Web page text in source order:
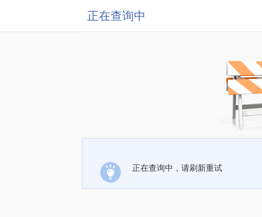
正在查询中
正在查询中，请刷新重试